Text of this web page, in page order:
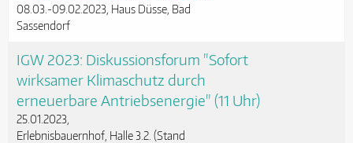
08.03.-09.02.2023 Haus Düsse, Bad
Sassendorf
IGW 2023: Diskussionsforum "Sofort
wirksamer Klimaschutz durch
erneuerbare Antriebsenergie" (11 Uhr)
25.01.2023
Erlebnisbauernhof, Halle 3.2. (Stand